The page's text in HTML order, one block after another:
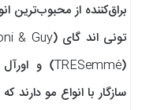
براق‌کننده از محبوب‌ترین
سازگار با انواع مو دارند